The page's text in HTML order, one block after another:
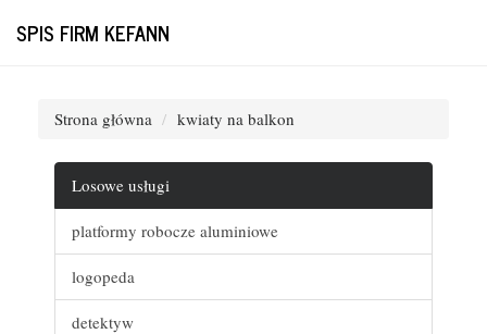
SPIS FIRM KEFANN
Strona główna kwiaty na balkon
Losowe usługi
platformy robocze aluminiowe
logopeda
detektyw